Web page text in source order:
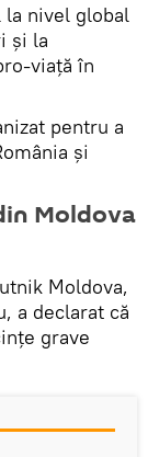
la nivel global
și la
viață în
pentru a
și
Moldova
Moldova,
a declarat că
grave